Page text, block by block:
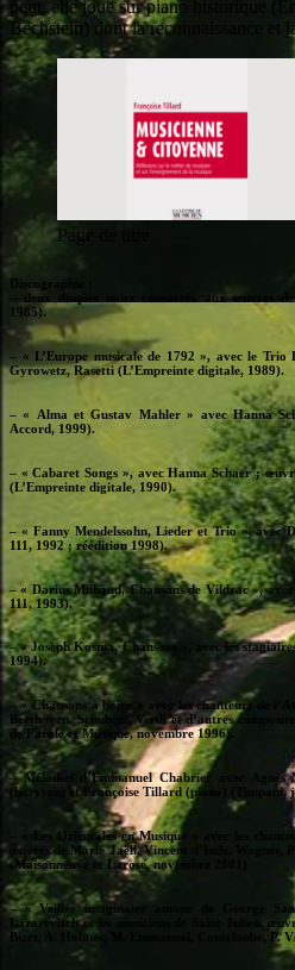
peut, elle joue sur piano historique
Bechstein) dont la reconnaissance
Page de titre
Discographie :
– deux disques noirs consacrés aux œuvres
1985).
– « L’Europe musicale de 1792 », avec le
Gyrowetz, Rasetti (L’Empreinte digitale, 1989).
– « Alma et Gustav Mahler » avec Hanna
Accord, 1999).
– « Cabaret Songs », avec Hanna Schaer ;
(L’Empreinte digitale, 1990).
– « Fanny Mendelssohn, Lieder et Trio », avec
111, 1992 ; réédition 1998).
– « Darius Milhaud, Chansons de Vildrac »,
111, 1993).
– « Joseph Kosma, Chansons », avec les
1994).
– « Chansons à boire » avec les chanteurs de
Beethoven, Schubert, Verdi et d’autres
de Parole et Musique, novembre 1996).
– Mélodies d’Emmanuel Chabrier avec
(baryton) et Françoise Tillard (piano) (Timpani,
– « Les Orientales en Musique » avec les
œuvres de Marie Jaëll, Vincent d’Indy,
(Maisonneuve et Larose, novembre 2001)
– « Veillée imaginaire autour de George
Lazarevitch et les musiciens de Saint-Julien,
Bizet, A. Holmes, M. Emmanuel, Canteloube, P.